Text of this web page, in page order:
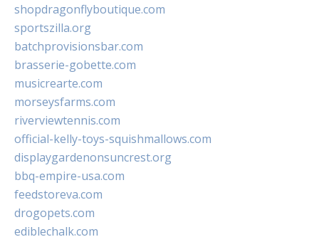
shopdragonflyboutique.com
sportszilla.org
batchprovisionsbar.com
brasserie-gobette.com
musicrearte.com
morseysfarms.com
riverviewtennis.com
official-kelly-toys-squishmallows.com
displaygardenonsuncrest.org
bbq-empire-usa.com
feedstoreva.com
drogopets.com
ediblechalk.com